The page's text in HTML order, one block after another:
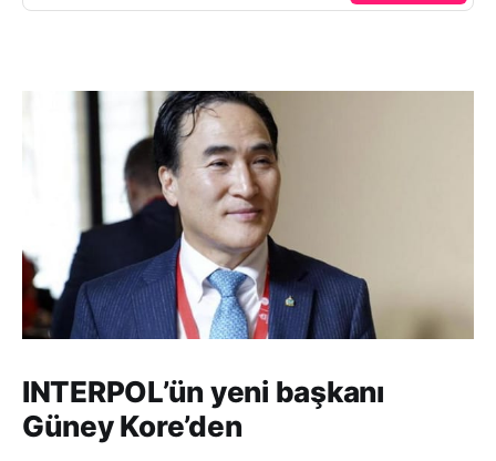
INTERPOL’ün yeni başkanı
Güney Kore’den